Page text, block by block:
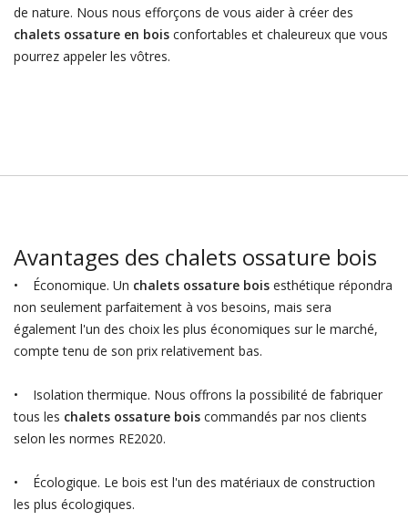
de nature. Nous nous efforçons de vous aider à créer des
chalets ossature en boisconfortables et chaleureux que vous
pourrez appeler les vôtres.
Avantages des chalets ossature bois
• Économique. Un chalets ossature boisesthétique répondra
non seulement parfaitement à vos besoins, mais sera
également l'un des choix les plus économiques sur le marché,
compte tenu de son prix relativement bas.
• Isolation thermique. Nous offrons la possibilité de fabriquer
tous les chalets ossature boiscommandés par nos clients
selon les normes RE2020.
• Écologique. Le bois est l'un des matériaux de construction
les plus écologiques.